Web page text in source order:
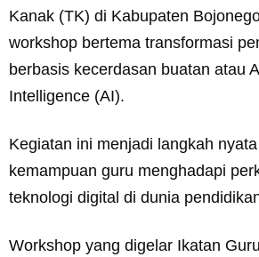
Kanak (TK) di Kabupaten
workshop bertema transformasi
berbasis kecerdasan buatan atau
Intelligence (AI).
Kegiatan ini menjadi langkah
kemampuan guru menghadapi
teknologi digital di dunia
Workshop yang digelar Ikatan